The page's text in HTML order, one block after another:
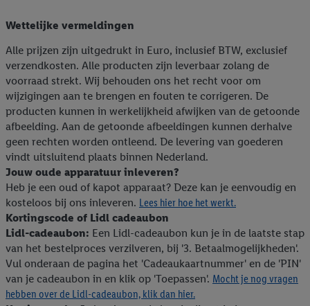
Wettelijke vermeldingen
Alle prijzen zijn uitgedrukt in Euro, inclusief BTW, exclusief
verzendkosten. Alle producten zijn leverbaar zolang de
voorraad strekt. Wij behouden ons het recht voor om
wijzigingen aan te brengen en fouten te corrigeren. De
producten kunnen in werkelijkheid afwijken van de getoonde
afbeelding. Aan de getoonde afbeeldingen kunnen derhalve
geen rechten worden ontleend. De levering van goederen
vindt uitsluitend plaats binnen Nederland.
Jouw oude apparatuur inleveren?
Heb je een oud of kapot apparaat? Deze kan je eenvoudig en
kosteloos bij ons inleveren. Lees hier hoe het werkt.
Kortingscode of Lidl cadeaubon
Lidl-cadeaubon: Een Lidl-cadeaubon kun je in de laatste stap
van het bestelproces verzilveren, bij '3. Betaalmogelijkheden'.
Vul onderaan de pagina het 'Cadeaukaartnummer' en de 'PIN'
van je cadeaubon in en klik op 'Toepassen'. Mocht je nog vragen
hebben over de Lidl-cadeaubon, klik dan hier.